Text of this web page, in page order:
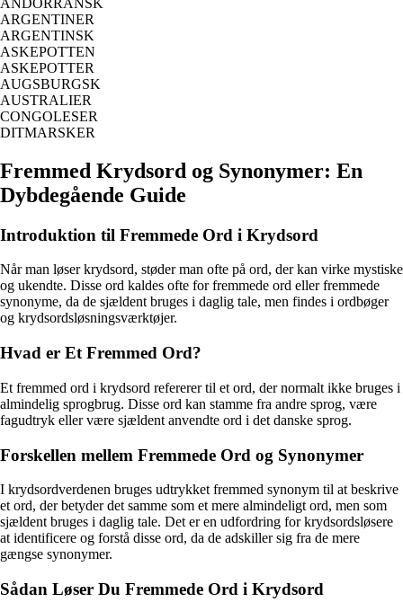
ARGENTINER
ARGENTINSK
ASKEPOTTEN
ASKEPOTTER
AUGSBURGSK
AUSTRALIER
CONGOLESER
DITMARSKER
Fremmed Krydsord og Synonymer: En
Dybdegående Guide
Introduktion til Fremmede Ord i Krydsord
Når man løser krydsord, støder man ofte på ord, der kan virke mystiske
og ukendte. Disse ord kaldes ofte for fremmede ord eller fremmede
synonyme, da de sjældent bruges i daglig tale, men findes i ordbøger
og krydsordsløsningsværktøjer.
Hvad er Et Fremmed Ord?
Et fremmed ord i krydsord refererer til et ord, der normalt ikke bruges i
almindelig sprogbrug. Disse ord kan stamme fra andre sprog, være
fagudtryk eller være sjældent anvendte ord i det danske sprog.
Forskellen mellem Fremmede Ord og Synonymer
I krydsordverdenen bruges udtrykket fremmed synonym til at beskrive
et ord, der betyder det samme som et mere almindeligt ord, men som
sjældent bruges i daglig tale. Det er en udfordring for krydsordsløsere
at identificere og forstå disse ord, da de adskiller sig fra de mere
gængse synonymer.
Sådan Løser Du Fremmede Ord i Krydsord